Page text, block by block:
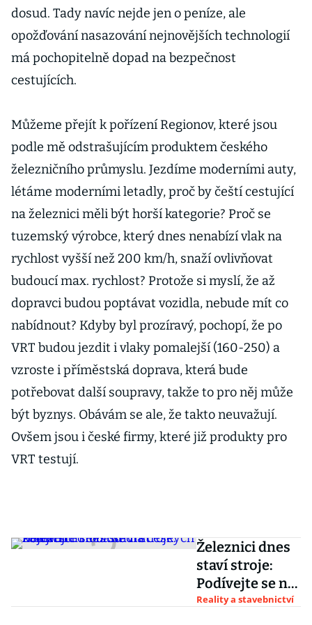
dosud. Tady navíc nejde jen o peníze, ale
opožďování nasazování nejnovějších technologií
má pochopitelně dopad na bezpečnost
cestujících.
Můžeme přejít k pořízení Regionov, které jsou
podle mě odstrašujícím produktem českého
železničního průmyslu. Jezdíme moderními auty,
létáme moderními letadly, proč by čeští cestující
na železnici měli být horší kategorie? Proč se
tuzemský výrobce, který dnes nenabízí vlak na
rychlost vyšší než 200 km/h, snaží ovlivňovat
budoucí max. rychlost? Protože si myslí, že až
dopravci budou poptávat vozidla, nebude mít co
nabídnout? Kdyby byl prozíravý, pochopí, že po
VRT budou jezdit i vlaky pomalejší (160-250) a
vzroste i příměstská doprava, která bude
potřebovat další soupravy, takže to pro něj může
být byznys. Obávám se ale, že takto neuvažují.
Ovšem jsou i české firmy, které již produkty pro
VRT testují.
Železnici dnes
staví stroje:
Podívejte se na
sedm
Reality a stavebnictví